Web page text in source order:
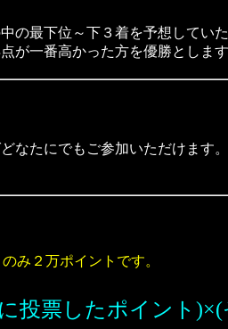
最下位～下３着を予想してい
が一番高かった方を優勝とします
たにでもご参加いただけます
み２万ポイントです。
投票したポイント